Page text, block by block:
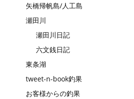
矢橋帰帆島/人工島
瀬田川
瀬田川日記
六文銭日記
東条湖
tweet-n-book釣果
お客様からの釣果